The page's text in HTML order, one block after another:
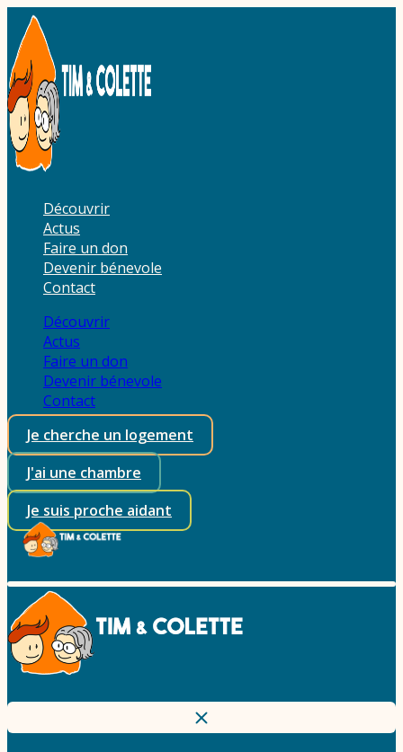
Aller
au
contenu
Découvrir
Actus
Faire un don
Devenir bénevole
Contact
Découvrir
Actus
Faire un don
Devenir bénevole
Contact
Je cherche un logement
J'ai une chambre
Je suis proche aidant